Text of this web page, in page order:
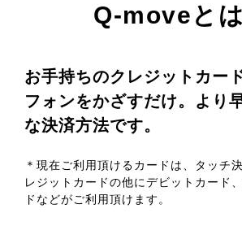
Q-moveと
お手持ちのクレジットカー
フォンをかざすだけ。 より
な決済方法です。
＊現在ご利用頂けるカードは、タッチ
レジットカードの他にデビットカード、
ドなどがご利用頂けます。